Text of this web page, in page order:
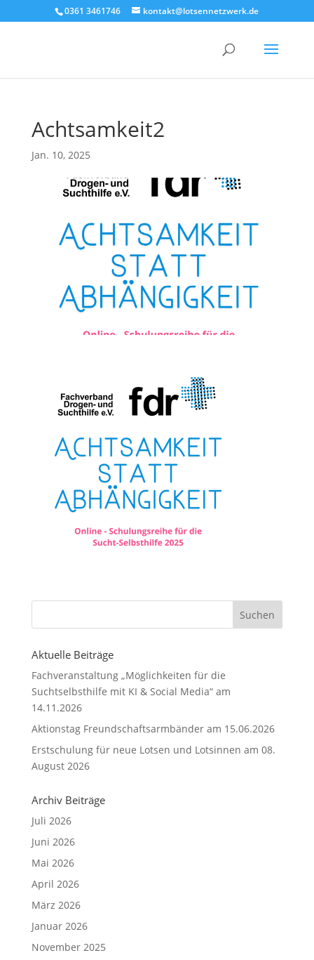
0361 3461746 kontakt@lotsennetzwerk.de
Achtsamkeit2
Jan. 10, 2025
Aktuelle Beiträge
Fachveranstaltung „Möglichkeiten für die
Suchtselbsthilfe mit KI & Social Media“ am
14.11.2026
Aktionstag Freundschaftsarmbänder am 15.06.2026
Erstschulung für neue Lotsen und Lotsinnen am 08.
August 2026
Archiv Beiträge
Juli 2026
Juni 2026
Mai 2026
April 2026
März 2026
Januar 2026
November 2025